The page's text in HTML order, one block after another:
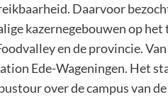
Daarvoor
kazernegebouwen op
en de provincie.
Ede-Wageningen. Het
over de campus van